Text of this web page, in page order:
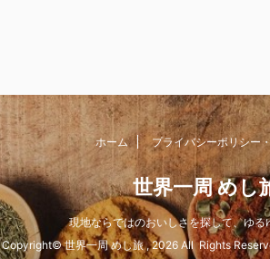
ホーム プライバシーポリシー
世界一周 めし
現地ならではのおいしさを探して、ゆる
Copyright© 世界一周 めし旅 , 2026 All Rights